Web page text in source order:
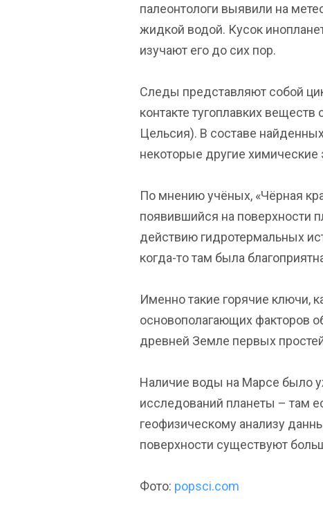
палеонтологи выявили на
жидкой водой. Кусок
изучают его до сих пор.
Следы представляют собой
контакте тугоплавких
Цельсия). В составе
некоторые другие
По мнению учёных, «Чёрная
появившийся на поверхности
действию гидротермальных
когда-то там была
Именно такие горячие ключи,
основополагающих факторов
древней Земле первых
Наличие воды на Марсе было
исследований планеты – там
геофизическому анализу
поверхности существуют
Фото: popsci.com